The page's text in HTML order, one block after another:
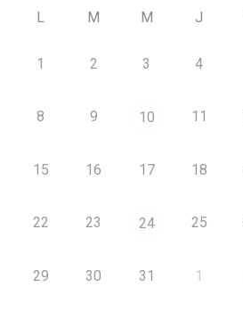
L M M J
1 2 3 4
8 9 10 11
15 16 17 18
22 23 24 25
29 30 31 1